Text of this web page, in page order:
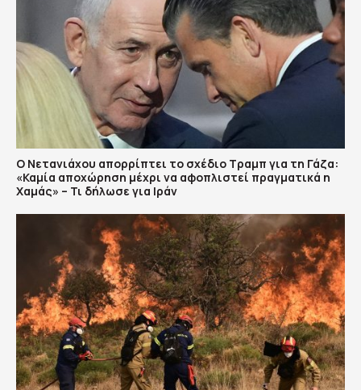
Ο Νετανιάχου απορρίπτει το σχέδιο Τραμπ για τη Γάζα:
«Καμία αποχώρηση μέχρι να αφοπλιστεί πραγματικά η
Χαμάς» – Τι δήλωσε για Ιράν